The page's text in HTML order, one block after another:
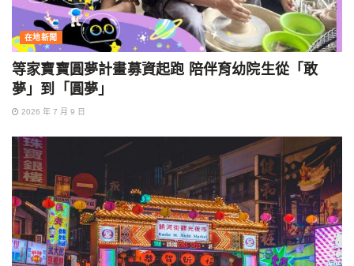
在地新聞
等家寶寶圓夢計畫募資起跑 陪伴育幼院生從「敢
夢」到「圓夢」
2026 年 7 月 9 日